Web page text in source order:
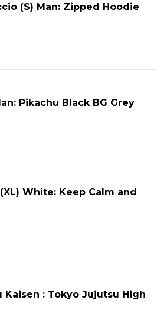
(S) Man: Zipped Hoodie
Pikachu Black BG Grey
White: Keep Calm and
Kaisen : Tokyo Jujutsu High